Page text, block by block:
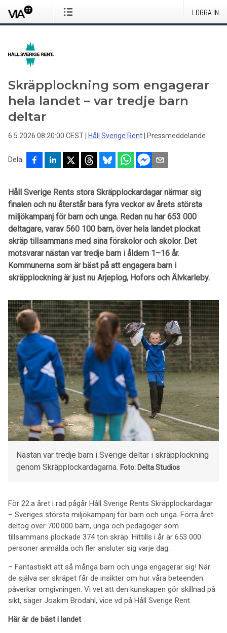
LOGGA IN
Skräpplockning som engagerar
hela landet – var tredje barn
deltar
6.5.2026 08:20:00 CEST Håll Sverige Rent Pressmeddelande
Dela
Håll Sverige Rents stora Skräpplockardagar närmar sig
finalen och nu återstår bara fyra veckor av årets största
miljökampanj för barn och unga. Redan nu har 653 000
deltagare, varav 560 100 barn, över hela landet plockat
skräp tillsammans med sina förskolor och skolor. Det
motsvarar nästan var tredje barn i åldern 1–16 år.
Kommunerna som är bäst på att engagera barn i
skräpplockning är just nu Arjeplog, Hofors och Älvkarleby.
Nästan var tredje barn i Sverige deltar i skräpplockning
genom Skräpplockardagarna. Foto: Delta Studios
För 22:a året i rad pågår Håll Sverige Rents Skräpplockardagar
– Sveriges största miljökampanj för barn och unga. Förra året
deltog över 700 000 barn, unga och pedagoger som
tillsammans plockade 374 ton skräp. Hittills i år är 653 000
personer anmälda och fler ansluter sig varje dag.
– Fantastiskt att så många barn och unga engagerar sig! När
de själva ser skräpet får de insikter om hur våra beteenden
påverkar omgivningen. Vi vet att den kunskapen gör skillnad på
sikt, säger Joakim Brodahl, vice vd på Håll Sverige Rent.
Här är de bäst i landet